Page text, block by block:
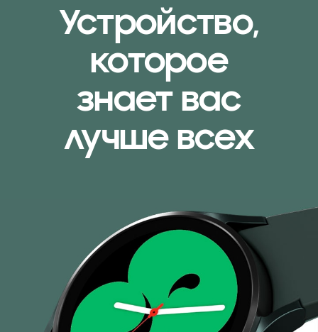
Устройство,
которое
знает вас
лучше всех